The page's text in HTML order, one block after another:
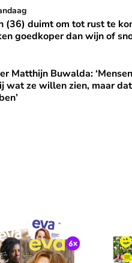
(36) duimt om tot rust te
(36) duimt om tot rust te
goedkoper dan wijn of
Matthijn Buwalda:
Matthijn Buwalda:
wat ze willen zien, maar